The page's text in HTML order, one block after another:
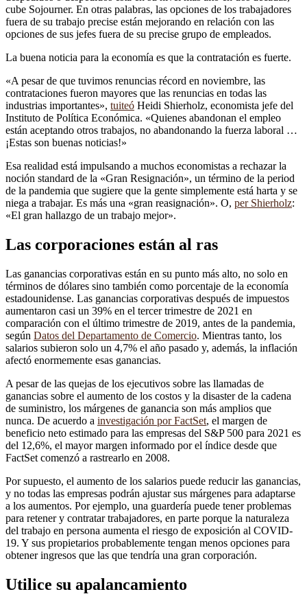
cube Sojourner. En otras palabras, las opciones de los trabajadores
fuera de su trabajo precise están mejorando en relación con las
opciones de sus jefes fuera de su precise grupo de empleados.
La buena noticia para la economía es que la contratación es fuerte.
«A pesar de que tuvimos renuncias récord en noviembre, las
contrataciones fueron mayores que las renuncias en todas las
industrias importantes», tuiteó Heidi Shierholz, economista jefe del
Instituto de Política Económica. «Quienes abandonan el empleo
están aceptando otros trabajos, no abandonando la fuerza laboral …
¡Estas son buenas noticias!»
Esa realidad está impulsando a muchos economistas a rechazar la
noción standard de la «Gran Resignación», un término de la period
de la pandemia que sugiere que la gente simplemente está harta y se
niega a trabajar. Es más una «gran reasignación». O, per Shierholz:
«El gran hallazgo de un trabajo mejor».
Las corporaciones están al ras
Las ganancias corporativas están en su punto más alto, no solo en
términos de dólares sino también como porcentaje de la economía
estadounidense. Las ganancias corporativas después de impuestos
aumentaron casi un 39% en el tercer trimestre de 2021 en
comparación con el último trimestre de 2019, antes de la pandemia,
según Datos del Departamento de Comercio. Mientras tanto, los
salarios subieron solo un 4,7% el año pasado y, además, la inflación
afectó enormemente esas ganancias.
A pesar de las quejas de los ejecutivos sobre las llamadas de
ganancias sobre el aumento de los costos y la disaster de la cadena
de suministro, los márgenes de ganancia son más amplios que
nunca. De acuerdo a investigación por FactSet, el margen de
beneficio neto estimado para las empresas del S&P 500 para 2021 es
del 12,6%, el mayor margen informado por el índice desde que
FactSet comenzó a rastrearlo en 2008.
Por supuesto, el aumento de los salarios puede reducir las ganancias,
y no todas las empresas podrán ajustar sus márgenes para adaptarse
a los aumentos. Por ejemplo, una guardería puede tener problemas
para retener y contratar trabajadores, en parte porque la naturaleza
del trabajo en persona aumenta el riesgo de exposición al COVID-
19. Y sus propietarios probablemente tengan menos opciones para
obtener ingresos que las que tendría una gran corporación.
Utilice su apalancamiento